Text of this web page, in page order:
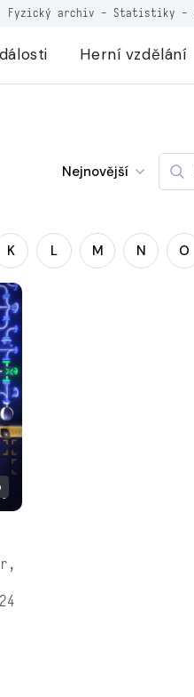
Fyzický archiv - Statistiky -
Herní vzdělání
Nejnovější
K L M N O